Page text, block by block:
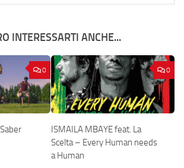
INTERESSARTI ANCHE...
0 0
ISMAILA MBAYE feat. La
Scelta – Every Human needs
a Human